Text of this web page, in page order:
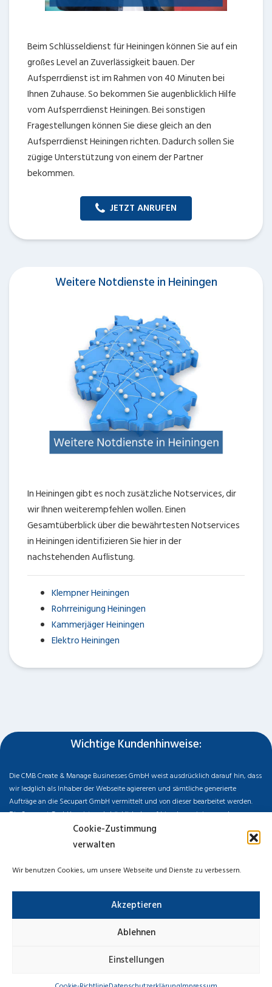
Cookie-Zustimmung
verwalten
Wir benutzen Cookies, um unsere Webseite und Dienste zu verbessern.
Akzeptieren
Ablehnen
Einstellungen
Beim Schlüsseldienst für Heiningen können Sie auf ein
großes Level an Zuverlässigkeit bauen. Der
Aufsperrdienst ist im Rahmen von 40 Minuten bei
Ihnen Zuhause. So bekommen Sie augenblicklich Hilfe
vom Aufsperrdienst Heiningen. Bei sonstigen
Fragestellungen können Sie diese gleich an den
Aufsperrdienst Heiningen richten. Dadurch sollen Sie
zügige Unterstützung von einem der Partner
bekommen.
JETZT ANRUFEN
Weitere Notdienste in Heiningen
In Heiningen gibt es noch zusätzliche Notservices, dir
wir Ihnen weiterempfehlen wollen. Einen
Gesamtüberblick über die bewährtesten Notservices
in Heiningen identifizieren Sie hier in der
nachstehenden Auflistung.
Klempner Heiningen
Rohrreinigung Heiningen
Kammerjäger Heiningen
Elektro Heiningen
Wichtige Kundenhinweise:
Die CMB Create & Manage Businesses GmbH weist ausdrücklich darauf hin, dass
wir ledglich als Inhaber der Webseite agiereren und sämtliche generierte
Aufträge an die Secupart GmbH vermittelt und von dieser bearbeitet werden.
Die Secupart GmbH weist nachdrücklich darauf hin, dass wir in manchen
Ortschaften keine Zweigstelle haben, sondern die gewünschten Services als
mobiler Dienstleister zu unserem fairen Ortstarif bieten. Neben eigenen
zusammen, an die wir den Auftrag dann weiter vermitteln. Im Falle eines
der Fremdfirmen haften. Haftungsansprüche sind direkt gegenüber der
Kooperationsfirma vor Ort zu stellen und nicht an uns zu richten. Entnehmen Sie
die Daten und die Preise des Partners bitte dem Auftragsformular, welches Sie
Datenschutzerklärung